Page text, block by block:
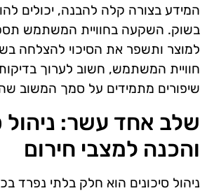
המידע בצורה קלה להבנה, יכולים
בשוק. השקעה בחוויית המשתמש
למוצר ותשפר את הסיכוי להצלחה
חוויית המשתמש, חשוב לערוך
שיפורים מתמידים על סמך המשוב
שלב אחד עשר: ניהול
והכנה למצבי חירום
ניהול סיכונים הוא חלק בלתי נפרד